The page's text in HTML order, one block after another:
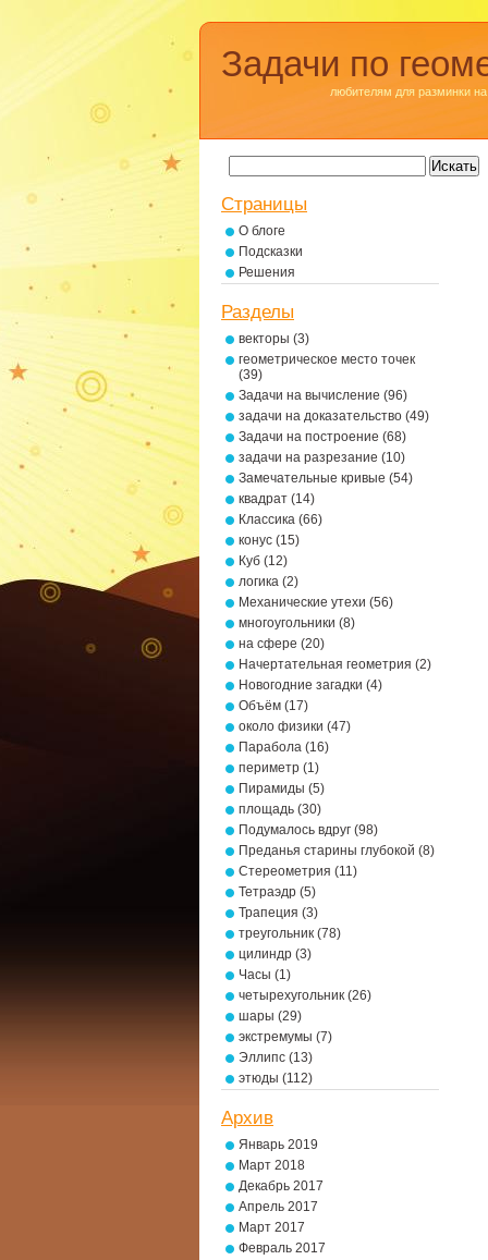
Задачи по
любителям для разминки на
Страницы
О блоге
Подсказки
Решения
Разделы
векторы (3)
геометрическое место точек
(39)
Задачи на вычисление (96)
задачи на доказательство (49)
Задачи на построение (68)
задачи на разрезание (10)
Замечательные кривые (54)
квадрат (14)
Классика (66)
конус (15)
Куб (12)
логика (2)
Механические утехи (56)
многоугольники (8)
на сфере (20)
Начертательная геометрия (2)
Новогодние загадки (4)
Объём (17)
около физики (47)
Парабола (16)
периметр (1)
Пирамиды (5)
площадь (30)
Подумалось вдруг (98)
Преданья старины глубокой (8)
Стереометрия (11)
Тетраэдр (5)
Трапеция (3)
треугольник (78)
цилиндр (3)
Часы (1)
четырехугольник (26)
шары (29)
экстремумы (7)
Эллипс (13)
этюды (112)
Архив
Январь 2019
Март 2018
Декабрь 2017
Апрель 2017
Март 2017
Февраль 2017